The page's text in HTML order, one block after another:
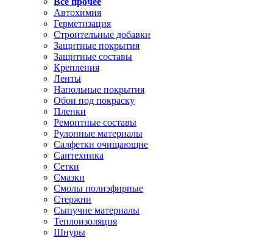
Автохимия
Герметизация
Строительные добавки
Защитные покрытия
Защитные составы
Крепления
Ленты
Напольные покрытия
Обои под покраску
Пленки
Ремонтные составы
Рулонные материалы
Салфетки очищающие
Сантехника
Сетки
Смазки
Смолы полиэфирные
Стержни
Сыпучие материалы
Теплоизоляция
Шнуры